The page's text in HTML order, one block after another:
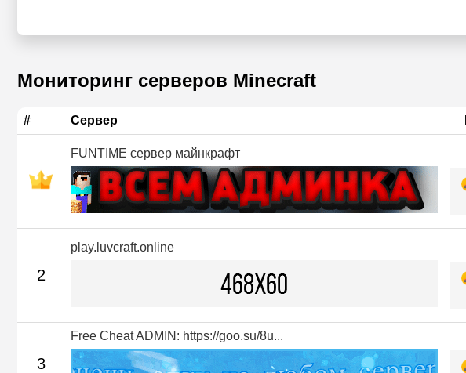
Мониторинг серверов Minecraft
# Сервер
FUNTIME сервер майнкрафт
2
play.luvcraft.online
3
Free Cheat ADMIN: https://goo.su/8u...